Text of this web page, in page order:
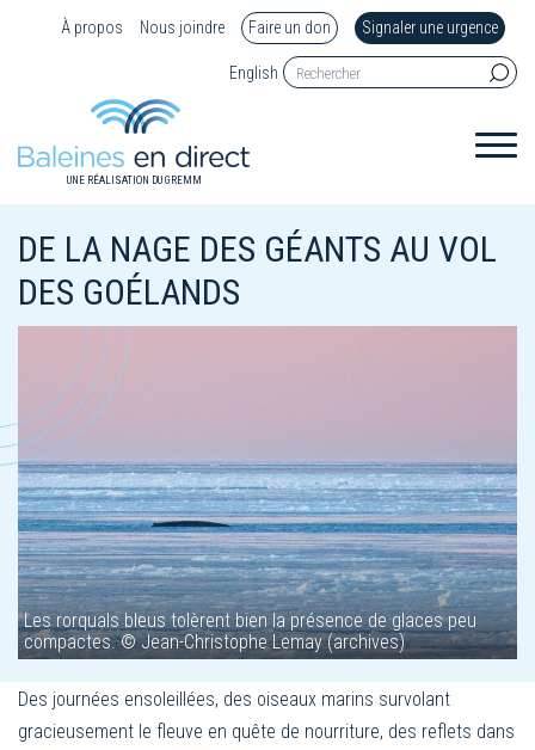
À propos Nous joindre Faire un don Signaler une urgence
English
UNE RÉALISATION DU GREMM
DE LA NAGE DES GÉANTS AU VOL
DES GOÉLANDS
Les rorquals bleus tolèrent bien la présence de glaces peu
compactes. © Jean-Christophe Lemay (archives)
Des journées ensoleillées, des oiseaux marins survolant
gracieusement le fleuve en quête de nourriture, des reflets dans